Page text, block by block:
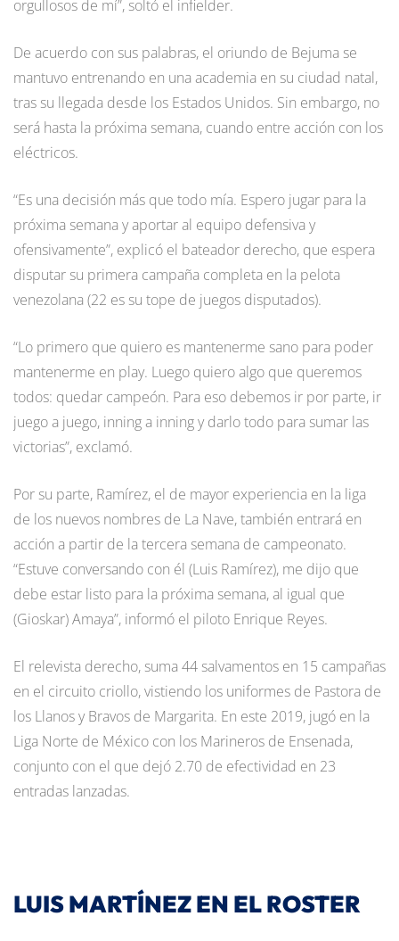
orgullosos de mí”, soltó el infielder.
De acuerdo con sus palabras, el oriundo de Bejuma se
mantuvo entrenando en una academia en su ciudad natal,
tras su llegada desde los Estados Unidos. Sin embargo, no
será hasta la próxima semana, cuando entre acción con los
eléctricos.
“Es una decisión más que todo mía. Espero jugar para la
próxima semana y aportar al equipo defensiva y
ofensivamente”, explicó el bateador derecho, que espera
disputar su primera campaña completa en la pelota
venezolana (22 es su tope de juegos disputados).
“Lo primero que quiero es mantenerme sano para poder
mantenerme en play. Luego quiero algo que queremos
todos: quedar campeón. Para eso debemos ir por parte, ir
juego a juego, inning a inning y darlo todo para sumar las
victorias”, exclamó.
Por su parte, Ramírez, el de mayor experiencia en la liga
de los nuevos nombres de La Nave, también entrará en
acción a partir de la tercera semana de campeonato.
“Estuve conversando con él (Luis Ramírez), me dijo que
debe estar listo para la próxima semana, al igual que
(Gioskar) Amaya”, informó el piloto Enrique Reyes.
El relevista derecho, suma 44 salvamentos en 15 campañas
en el circuito criollo, vistiendo los uniformes de Pastora de
los Llanos y Bravos de Margarita. En este 2019, jugó en la
Liga Norte de México con los Marineros de Ensenada,
conjunto con el que dejó 2.70 de efectividad en 23
entradas lanzadas.
LUIS MARTÍNEZ EN EL ROSTER